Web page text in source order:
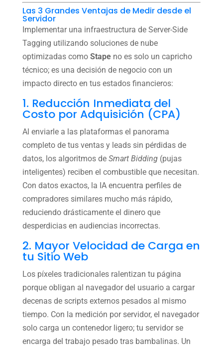
Las 3 Grandes Ventajas de Medir desde el
Servidor
Implementar una infraestructura de Server-Side
Tagging utilizando soluciones de nube
optimizadas como Stapeno es solo un capricho
técnico; es una decisión de negocio con un
impacto directo en tus estados financieros:
1. Reducción Inmediata del
Costo por Adquisición (CPA)
Al enviarle a las plataformas el panorama
completo de tus ventas y leads sin pérdidas de
datos, los algoritmos de Smart Bidding(pujas
inteligentes) reciben el combustible que necesitan.
Con datos exactos, la IA encuentra perfiles de
compradores similares mucho más rápido,
reduciendo drásticamente el dinero que
desperdicias en audiencias incorrectas.
2. Mayor Velocidad de Carga en
tu Sitio Web
Los píxeles tradicionales ralentizan tu página
porque obligan al navegador del usuario a cargar
decenas de scripts externos pesados al mismo
tiempo. Con la medición por servidor, el navegador
solo carga un contenedor ligero; tu servidor se
encarga del trabajo pesado tras bambalinas. Un